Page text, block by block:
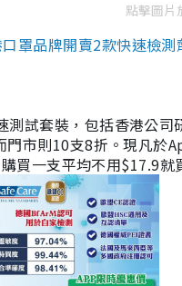
點擊圖片
罩品牌開賣2款快速檢
測試套裝，包括香港公
門市則10支8折。現凡
買一支平均不用$17.9就